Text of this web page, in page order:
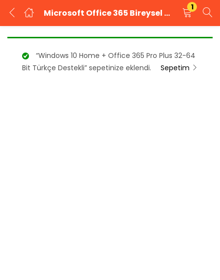
Microsoft Office 365 Bireysel Elektronik Lisans Ofis Yazılımı
1
GIRIŞ YAP
KAYIT OL
Kullanıcı adınızı ve şifrenizi girin.
“Windows 10 Home + Office 365 Pro Plus 32-64
Bit Türkçe Destekli” sepetinize eklendi.
Sepetim